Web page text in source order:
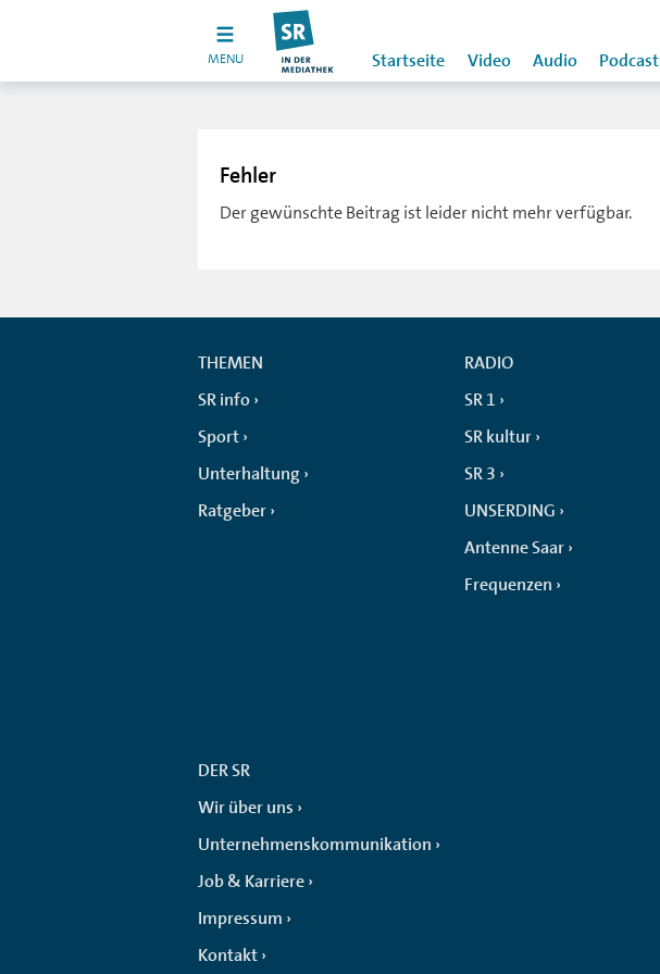
MENU Startseite Video Audio Podcast
Fehler
Der gewünschte Beitrag ist leider nicht mehr verfügbar.
THEMEN
SR info
Sport
Unterhaltung
Ratgeber
RADIO
SR 1
SR kultur
SR 3
UNSERDING
Antenne Saar
Frequenzen
DER SR
Wir über uns
Unternehmenskommunikation
Job & Karriere
Impressum
Kontakt